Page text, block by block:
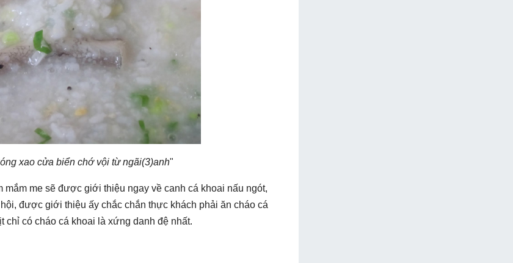
xao cửa biển chớ vội từ ngãi(3)anh"
me sẽ được giới thiệu ngay về canh cá khoai nấu ngót,
được giới thiệu ấy chắc chắn thực khách phải ăn cháo cá
chỉ có cháo cá khoai là xứng danh đệ nhất.